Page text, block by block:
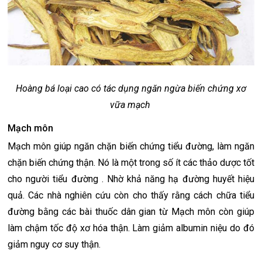
Hoàng bá loại cao có tác dụng ngăn ngừa biến chứng xơ
vữa mạch
Mạch môn
Mạch môn giúp ngăn chặn biến chứng tiểu đường, làm ngăn
chặn biến chứng thận. Nó là một trong số ít các thảo dược tốt
cho người tiểu đường . Nhờ khả năng hạ đường huyết hiệu
quả. Các nhà nghiên cứu còn cho thấy rằng cách chữa tiểu
đường bằng các bài thuốc dân gian từ Mạch môn còn giúp
làm chậm tốc độ xơ hóa thận. Làm giảm albumin niệu do đó
giảm nguy cơ suy thận.